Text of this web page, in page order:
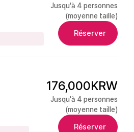
Jusqu'à 4 personnes
(moyenne taille)
Réserver
176,000KRW
Jusqu'à 4 personnes
(moyenne taille)
Réserver